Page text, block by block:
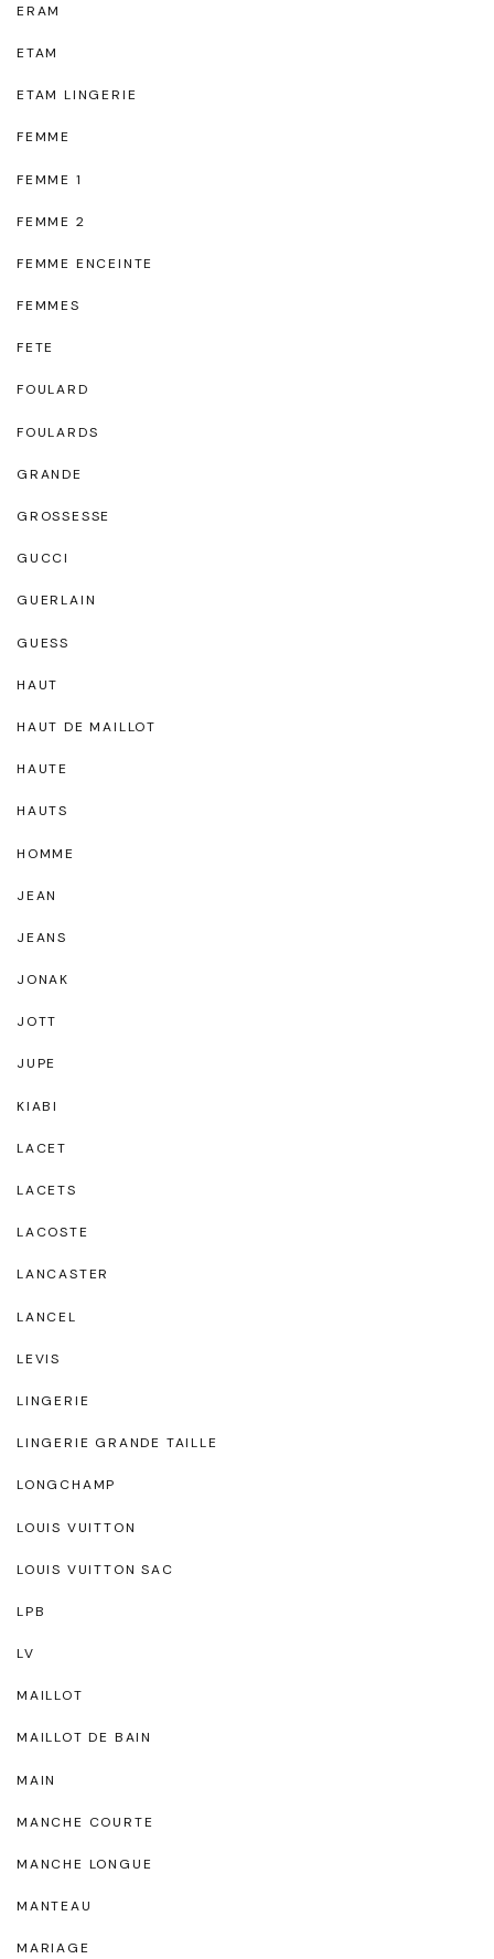
ERAM
ETAM
ETAM LINGERIE
FEMME
FEMME 1
FEMME 2
FEMME ENCEINTE
FEMMES
FETE
FOULARD
FOULARDS
GRANDE
GROSSESSE
GUCCI
GUERLAIN
GUESS
HAUT
HAUT DE MAILLOT
HAUTE
HAUTS
HOMME
JEAN
JEANS
JONAK
JOTT
JUPE
KIABI
LACET
LACETS
LACOSTE
LANCASTER
LANCEL
LEVIS
LINGERIE
LINGERIE GRANDE TAILLE
LONGCHAMP
LOUIS VUITTON
LOUIS VUITTON SAC
LPB
LV
MAILLOT
MAILLOT DE BAIN
MAIN
MANCHE COURTE
MANCHE LONGUE
MANTEAU
MARIAGE